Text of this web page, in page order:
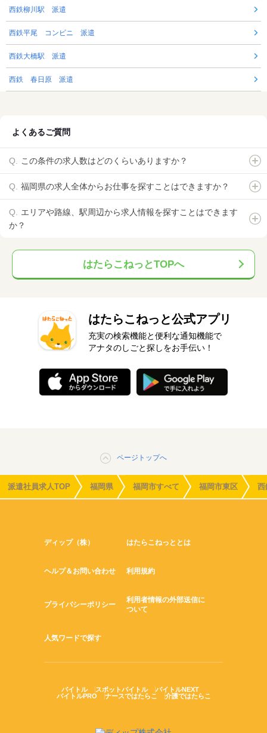
西鉄柳川駅 派遣
西鉄平尾 コンビニ 派遣
西鉄大橋駅 派遣
西鉄 春日原 派遣
よくあるご質問
この条件の求人数はどのくらいありますか？
福岡県の求人全体からお仕事を探すことはできますか？
エリアや路線、駅周辺から求人情報を探すことはできます
か？
はたらこねっとTOPへ
はたらこねっと公式アプリ
充実の検索機能と便利な通知機能で
アナタのしごと探しをお手伝い！
ページトップへ
派遣社員求人TOP 福岡県 福岡市すべて 福岡市東区 西
ディップ（株） はたらこねっととは
ヘルプ＆お問い合わせ 利用規約
プライバシーポリシー
利用者情報の外部送信に
ついて
人気ワードで探す
バイトル スポットバイトル
バイトルNEXT
バイトルPRO
ナースではたらこ 介護ではたらこ